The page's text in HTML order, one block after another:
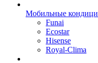
Мобильные
Funai
Ecostar
Hisense
Royal-Clima